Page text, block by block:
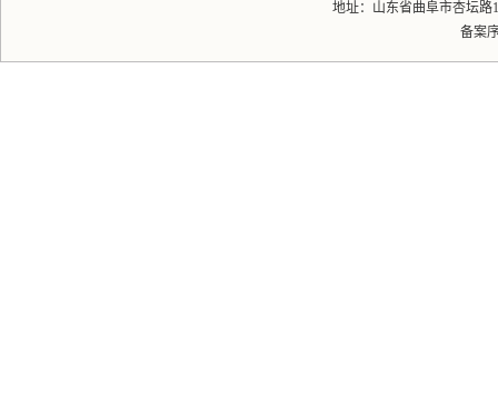
地址：山东省曲阜市杏坛
备案